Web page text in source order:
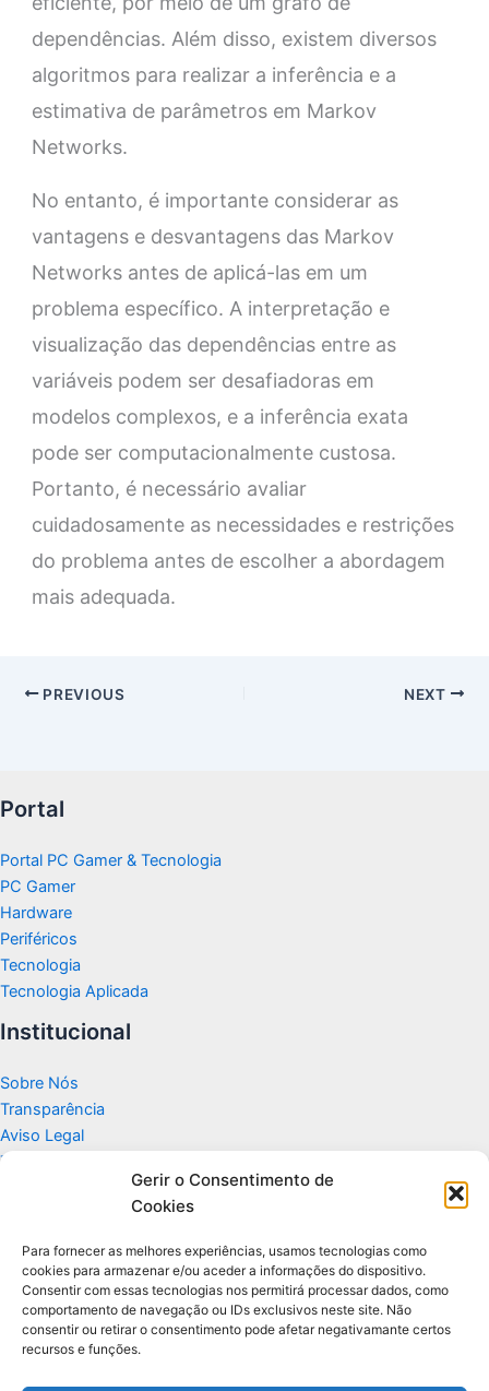
Gerir o Consentimento de
Cookies
Para fornecer as melhores experiências, usamos tecnologias como
cookies para armazenar e/ou aceder a informações do dispositivo.
Consentir com essas tecnologias nos permitirá processar dados, como
comportamento de navegação ou IDs exclusivos neste site. Não
consentir ou retirar o consentimento pode afetar negativamante certos
recursos e funções.
dependências. Além disso, existem diversos
algoritmos para realizar a inferência e a
estimativa de parâmetros em Markov
Networks.
No entanto, é importante considerar as
vantagens e desvantagens das Markov
Networks antes de aplicá-las em um
problema específico. A interpretação e
visualização das dependências entre as
variáveis podem ser desafiadoras em
modelos complexos, e a inferência exata
pode ser computacionalmente custosa.
Portanto, é necessário avaliar
cuidadosamente as necessidades e restrições
do problema antes de escolher a abordagem
mais adequada.
PREVIOUS NEXT
Portal
Portal PC Gamer & Tecnologia
PC Gamer
Hardware
Periféricos
Tecnologia
Tecnologia Aplicada
Institucional
Sobre Nós
Transparência
Aviso Legal
Termos de Uso
Politicas de Privacidade e Cookies
Apoio
Glossário de Tecnologia
Portal editorial independente sobre tecnologia, PC Gamer e guias